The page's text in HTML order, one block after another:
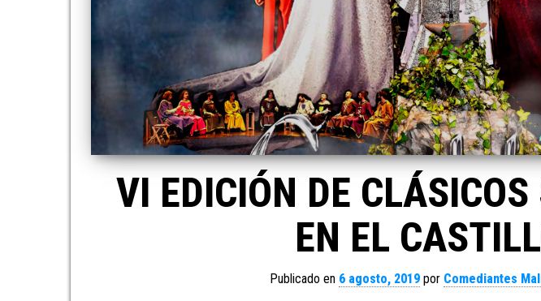
VI EDICIÓN DE
EN EL
Publicado en 6 agosto, 2019 por Comediantes